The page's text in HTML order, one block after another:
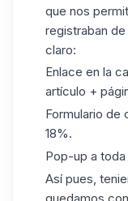
que nos
registraban
claro:
Enlace en la
artículo +
Formulario de
18%.
Pop-up a toda
Así pues,
quedamos